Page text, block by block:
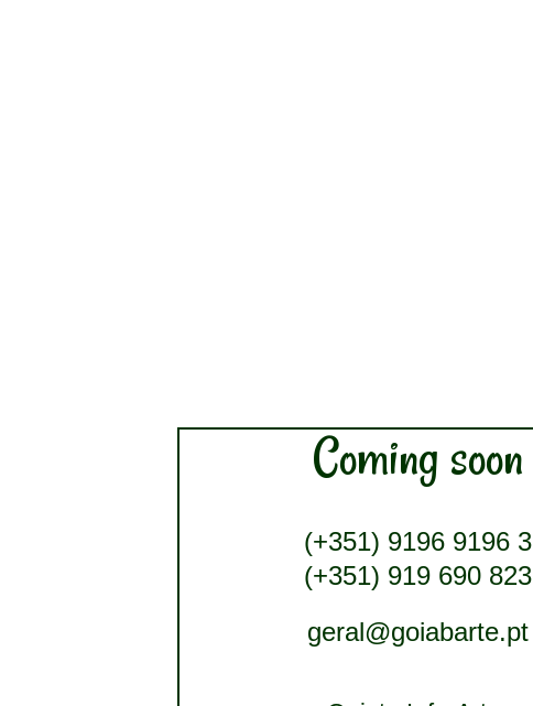
Coming soon
(+351) 9196 9196 3
(+351) 919 690 823
geral@goiabarte.pt